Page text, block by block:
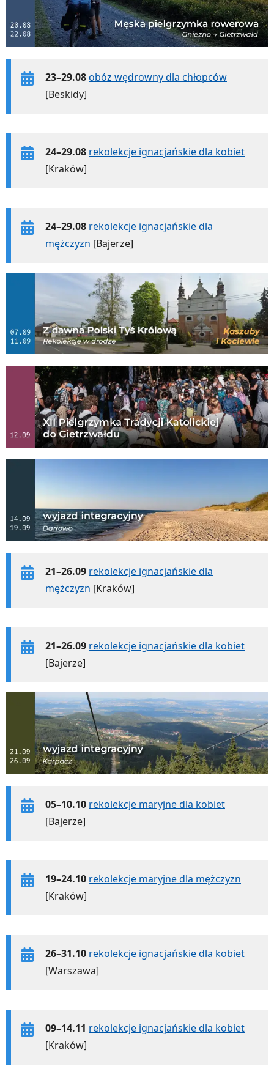
23–29.08obóz wędrowny dla chłopców
[Beskidy]
24–29.08 rekolekcje ignacjańskie dla kobiet
[Kraków]
24–29.08 rekolekcje ignacjańskie dla
mężczyzn [Bajerze]
21–26.09 rekolekcje ignacjańskie dla
mężczyzn [Kraków]
21–26.09 rekolekcje ignacjańskie dla kobiet
[Bajerze]
05–10.10 rekolekcje maryjne dla kobiet
[Bajerze]
19–24.10 rekolekcje maryjne dla mężczyzn
[Kraków]
26–31.10 rekolekcje ignacjańskie dla kobiet
[Warszawa]
09–14.11 rekolekcje ignacjańskie dla kobiet
[Kraków]